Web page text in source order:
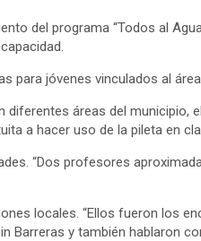
del programa “Todos al
jóvenes vinculados al
áreas del municipio,
a hacer uso de la pileta en
“Dos profesores
locales. “Ellos fueron los
y también hablaron